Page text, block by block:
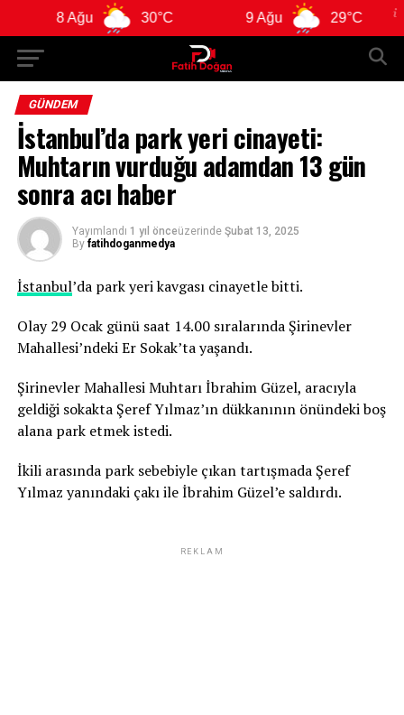
30°C 29°C 10
GÜNDEM
İstanbul’da park yeri cinayeti:
Muhtarın vurduğu adamdan 13 gün
sonra acı haber
Yayımlandı 1 yıl önceüzerinde Şubat 13, 2025
By fatihdoganmedya
İstanbul’da park yeri kavgası cinayetle bitti.
Olay 29 Ocak günü saat 14.00 sıralarında Şirinevler
Mahallesi’ndeki Er Sokak’ta yaşandı.
Şirinevler Mahallesi Muhtarı İbrahim Güzel, aracıyla
geldiği sokakta Şeref Yılmaz’ın dükkanının önündeki boş
alana park etmek istedi.
İkili arasında park sebebiyle çıkan tartışmada Şeref
Yılmaz yanındaki çakı ile İbrahim Güzel’e saldırdı.
REKLAM